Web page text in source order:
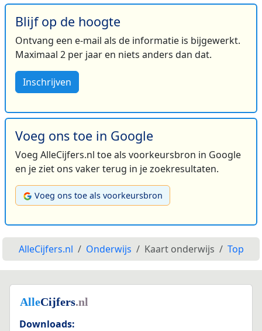
Blijf op de hoogte
Ontvang een e-mail als de informatie is bijgewerkt.
Maximaal 2 per jaar en niets anders dan dat.
Inschrijven
Voeg ons toe in Google
Voeg AlleCijfers.nl toe als voorkeursbron in Google
en je ziet ons vaker terug in je zoekresultaten.
Voeg ons toe als voorkeursbron
AlleCijfers.nl Onderwijs Kaart onderwijs Top
Downloads: